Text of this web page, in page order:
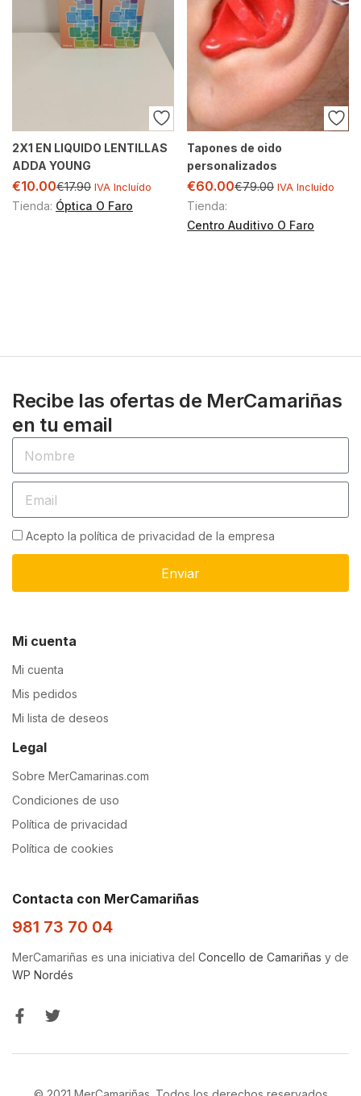
2X1 EN LIQUIDO LENTILLAS
ADDA YOUNG
€10.00€17.90 IVA Incluído
Tienda: Óptica O Faro
Tapones de oido
personalizados
€60.00€79.00 IVA Incluído
Tienda:
Centro Auditivo O Faro
Recibe las ofertas de MerCamariñas
en tu email
Acepto la política de privacidad de la empresa
Enviar
Mi cuenta
Mi cuenta
Mis pedidos
Mi lista de deseos
Legal
Sobre MerCamarinas.com
Condiciones de uso
Política de privacidad
Política de cookies
Contacta con MerCamariñas
981 73 70 04
MerCamariñas es una iniciativa del Concello de Camariñas y de
WP Nordés